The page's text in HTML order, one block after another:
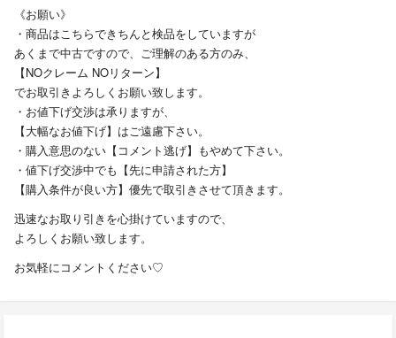
《お願い》
・商品はこちらできちんと検品をしていますが
あくまで中古ですので、ご理解のある方のみ、
【NOクレーム NOリターン】
でお取引きよろしくお願い致します。
・お値下げ交渉は承りますが、
【大幅なお値下げ】はご遠慮下さい。
・購入意思のない【コメント逃げ】もやめて下さい。
・値下げ交渉中でも【先に申請された方】
【購入条件が良い方】優先で取引きさせて頂きます。
迅速なお取り引きを心掛けていますので、
よろしくお願い致します。
お気軽にコメントください♡